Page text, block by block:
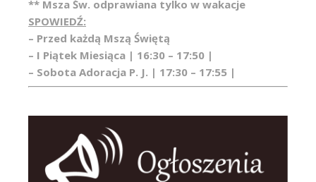
** Msza Św. odprawiana tylko w wakacje
SPOWIEDŹ:
– Przed każdą Mszą Świętą
– I Piątek Miesiąca | 16:30 – 17:50 |
– Sobota Adoracja P. J. | 17:30 – 17:55 |